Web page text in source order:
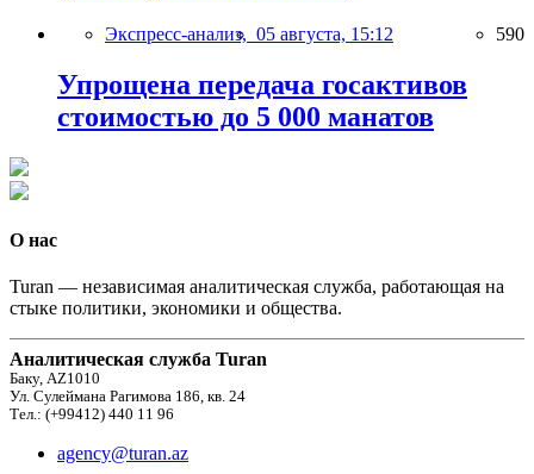
Экспресс-анализ, 05 августа, 15:12 590
Упрощена передача госактивов
стоимостью до 5 000 манатов
О нас
Turan — независимая аналитическая служба, работающая на
стыке политики, экономики и общества.
Аналитическая служба Turan
Баку, AZ1010
Ул. Сулеймана Рагимова 186, кв. 24
Тел.: (+99412) 440 11 96
agency@turan.az